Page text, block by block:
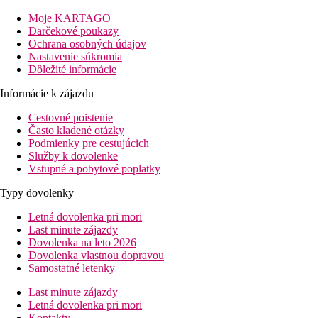
pre deti (od 8 rokov), niekoľko tenisových kurtov a
multifunkčný športový areál.
Svojimi nadštandardnými službami je vhodný aj pre náročných
klientov. Hotel odporúčame všetkým vekovým kategóriám.
pláže: 0 m, pri pláži
centrá: 3 km Tekirova, 22 km Kemer
nákupných možností: v hoteli
Popis izby
Dvojlôžková izba Deluxe
klimatizácia
trezor (zadarmo)
WiFi (zadarmo)
set na prípravu kávy a čaju
Nespresso set
minibar (zadarmo, denne doplňovaný)
papuče
veľký šatník
Moje KARTAGO
Darčekové poukazy
Ochrana osobných údajov
Nastavenie súkromia
Dôležité informácie
Informácie k zájazdu
Cestovné poistenie
Často kladené otázky
Podmienky pre cestujúcich
Služby k dovolenke
Vstupné a pobytové poplatky
Typy dovolenky
Letná dovolenka pri mori
Last minute zájazdy
Dovolenka na leto 2026
Dovolenka vlastnou dopravou
Samostatné letenky
Last minute zájazdy
Letná dovolenka pri mori